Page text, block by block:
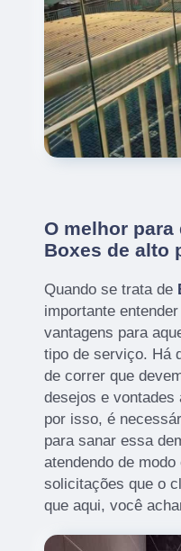
O melhor
Boxes de alto
Quando se trata de
importante
vantagens para
tipo de serviço. Há
de correr que
desejos e vontades
por isso, é
para sanar essa
atendendo de
solicitações que o
que aqui, você